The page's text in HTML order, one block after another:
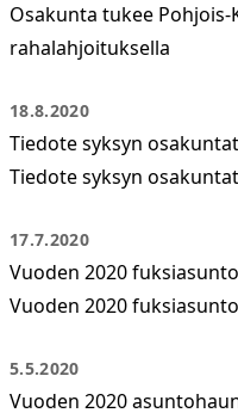
Osakunta tukee
rahalahjoituksella
18.8.2020
Tiedote syksyn
Tiedote syksyn
17.7.2020
Vuoden 2020
Vuoden 2020
5.5.2020
Vuoden 2020